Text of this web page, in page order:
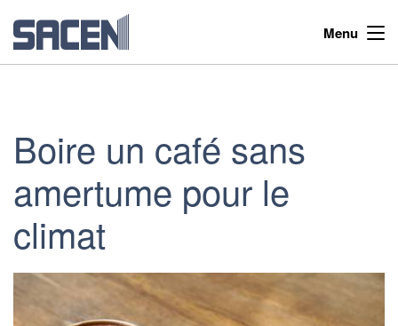
Menu
Boire un café sans
amertume pour le
climat